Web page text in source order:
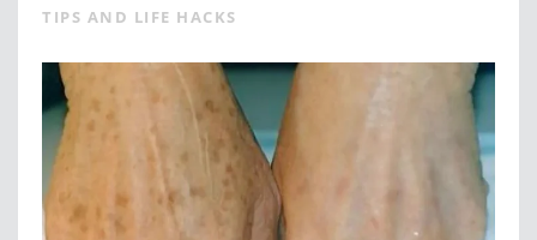
TIPS AND LIFE HACKS